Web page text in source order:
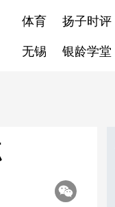
体育 扬子时评
无锡 银龄学堂